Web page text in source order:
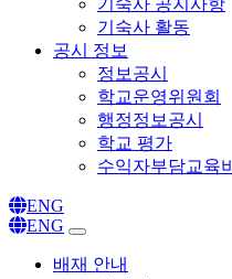
기숙사 공지사항
기숙사 활동
공시 정보
정보공시
학교운영위원회
행정정보공시
학교 평가
수익자부담교육비
ENG
ENG
배재 안내